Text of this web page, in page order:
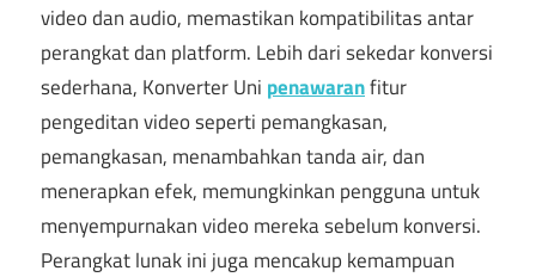
video dan audio, memastikan kompatibilitas antar
perangkat dan platform. Lebih dari sekedar konversi
sederhana, Konverter Uni penawaranfitur
pengeditan video seperti pemangkasan,
pemangkasan, menambahkan tanda air, dan
menerapkan efek, memungkinkan pengguna untuk
menyempurnakan video mereka sebelum konversi.
Perangkat lunak ini juga mencakup kemampuan